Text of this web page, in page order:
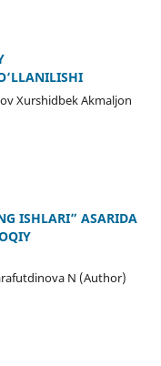
Xurshidbek Akmaljon
ISHLARI” ASARIDA
N (Author)